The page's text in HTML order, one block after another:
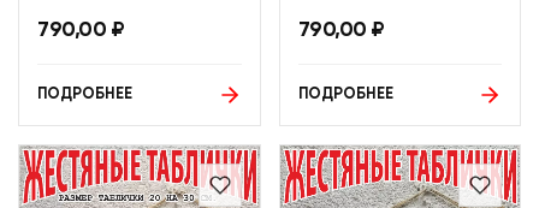
790,00 ₽
ПОДРОБНЕЕ
790,00 ₽
ПОДРОБНЕЕ